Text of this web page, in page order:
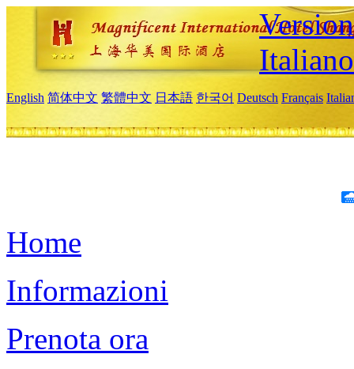
Italiano
English 简体中文 繁體中文 日本語 한국어 Deutsch Français
Home
Informazioni
Prenota ora